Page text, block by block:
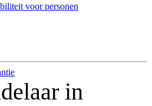
voor personen
in